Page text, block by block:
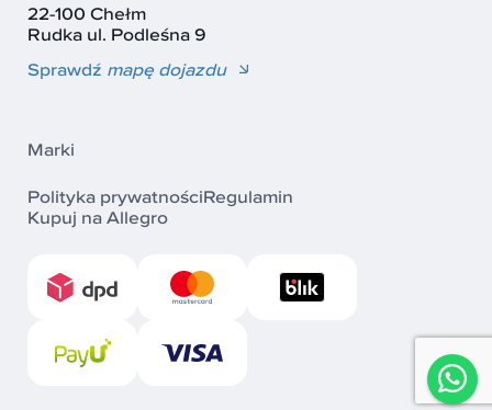
22-100 Chełm
Rudka ul. Podleśna 9
Sprawdź mapę dojazdu
Marki
Polityka prywatnościRegulamin
Kupuj na Allegro